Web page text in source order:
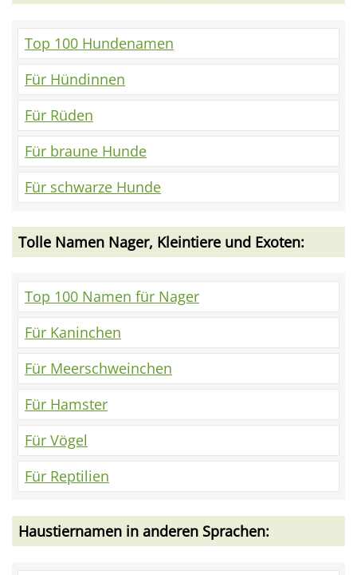
Top 100 Hundenamen
Für Hündinnen
Für Rüden
Für braune Hunde
Für schwarze Hunde
Tolle Namen Nager, Kleintiere und Exoten:
Top 100 Namen für Nager
Für Kaninchen
Für Meerschweinchen
Für Hamster
Für Vögel
Für Reptilien
Haustiernamen in anderen Sprachen: